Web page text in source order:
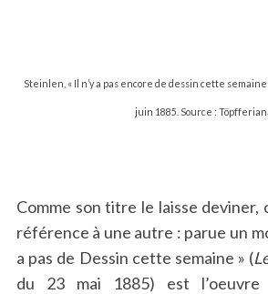
Steinlen, « Il n’y a pas encore de dessin cette semaine
juin 1885. Source :
Comme son titre le laisse
référence à une autre : parue un
a pas de Dessin cette semaine » (
du 23 mai 1885) est